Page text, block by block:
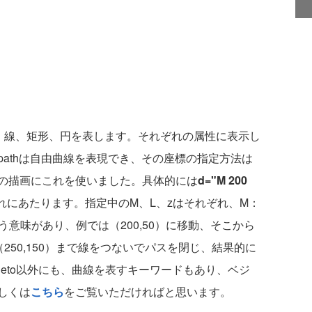
、矩形、円を表します。それぞれの属性に表示し
は自由曲線を表現でき、その座標の指定方法は
描画にこれを使いました。具体的にはd="M 200
にあたります。指定中のM、L、zはそれぞれ、M：
意味があり、例では（200,50）に移動、そこから
）まで線をつないでパスを閉じ、結果的に
以外にも、曲線を表すキーワードもあり、ベジ
くはこちらをご覧いただければと思います。